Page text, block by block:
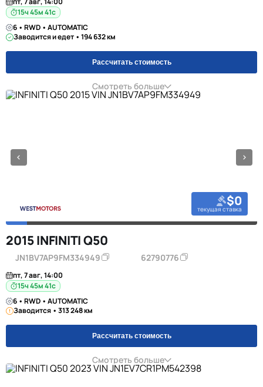
15ч 45м 40с
6 • RWD • AUTOMATIC
Заводится и едет • 194 632 км
Рассчитать стоимость
Смотреть больше
$0
текущая ставка
2015 INFINITI Q50
JN1BV7AP9FM334949 62790776
пт, 7 авг, 14:00
15ч 45м 40с
6 • RWD • AUTOMATIC
Заводится • 313 248 км
Рассчитать стоимость
Смотреть больше